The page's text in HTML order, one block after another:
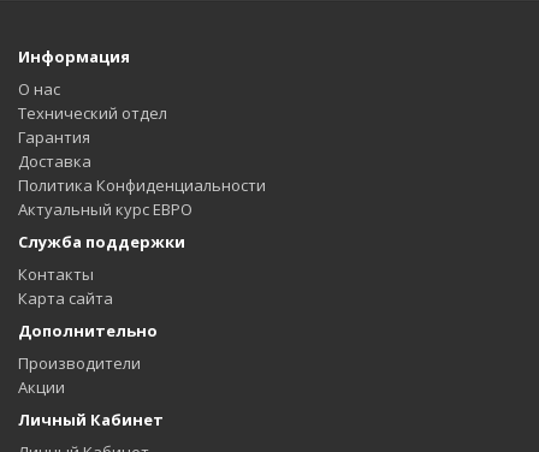
Информация
О нас
Технический отдел
Гарантия
Доставка
Политика Конфиденциальности
Актуальный курс ЕВРО
Служба поддержки
Контакты
Карта сайта
Дополнительно
Производители
Акции
Личный Кабинет